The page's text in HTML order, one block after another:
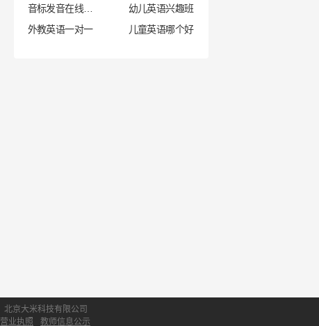
幼儿英语兴趣班
外教英语一对一
儿童英语哪个好
北京大米科技有限公司
营业执照 教师信息公示